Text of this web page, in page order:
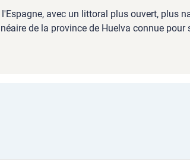
avec un littoral plus ouvert, plus
de la province de Huelva connue